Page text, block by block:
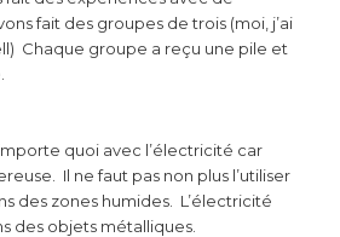
fait des groupes de trois (moi, j’ai
Chaque groupe a reçu une pile et
quoi avec l’électricité car
Il ne faut pas non plus l’utiliser
des zones humides. L’électricité
des objets métalliques.